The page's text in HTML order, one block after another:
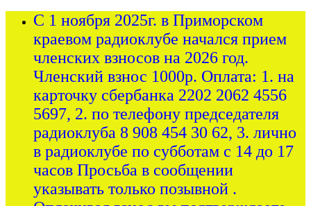
С 1 ноября 2025г. в Приморском
краевом радиоклубе начался прием
членских взносов на 2026 год.
Членский взнос 1000р. Оплата: 1. на
карточку сбербанка 2202 2062 4556
5697, 2. по телефону председателя
радиоклуба 8 908 454 30 62, 3. лично
в радиоклубе по субботам с 14 до 17
часов Просьба в сообщении
указывать только позывной .